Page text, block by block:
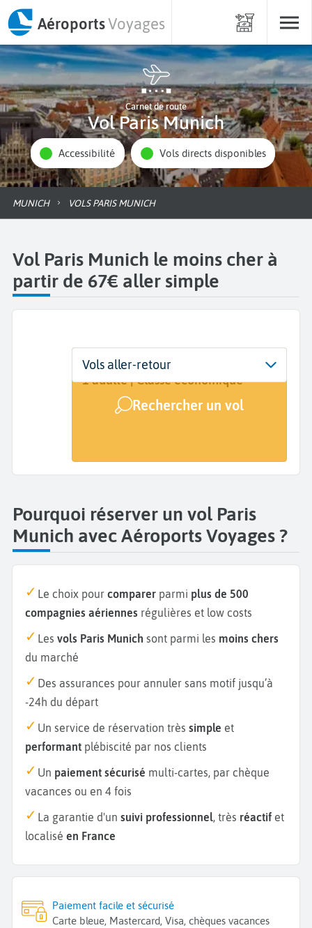
AéroportsVoyages
Carnet de route
Vol Paris Munich
Accessibilité Vols directs disponibles
MUNICH VOLS PARIS MUNICH
Vol Paris Munich le moins cher à
partir de 67€ aller simple
Départ
Paris (PAR)
Dates
Dates de votre voyage
Voyageurs | Classe
1 adulte | Classe économique
Rechercher un vol
Vols aller-retour
Pourquoi réserver un vol Paris
Munich avec Aéroports Voyages ?
Le choix pour comparer parmi plus de 500
compagnies aériennes régulières et low costs
Les vols Paris Munich sont parmi les moins chers
du marché
Des assurances pour annuler sans motif jusqu’à
-24h du départ
Un service de réservation très simple et
performant plébiscité par nos clients
Un paiement sécurisé multi-cartes, par chèque
vacances ou en 4 fois
La garantie d'un suivi professionnel, très réactif et
localisé en France
Paiement facile et sécurisé
Carte bleue, Mastercard, Visa, chèques vacances